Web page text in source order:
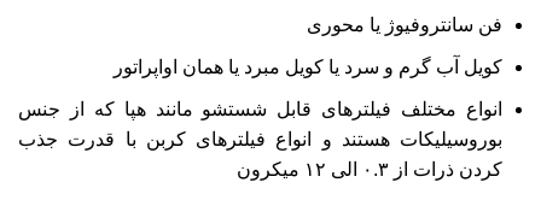
فن سانتروفیوژ یا محوری
کویل‌ آب گرم و سرد یا کویل مبرد یا همان اواپراتور
انواع مختلف فیلترهای قابل شستشو مانند هپا که از جنس
بوروسیلیکات هستند و انواع فیلترهای کربن با قدرت جذب
کردن ذرات از ۰.۳ الی ۱۲ میکرون